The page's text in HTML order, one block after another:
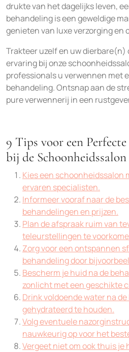
drukte van het dagelijks leven,
behandeling is een geweldige
genieten van luxe verzorging en
Trakteer uzelf en uw dierbare(n)
ervaring bij onze
professionals u verwennen met
behandeling. Ontsnap aan de
pure verwennerij in een
9 Tips voor een
bij de Schoonheidssalon
Kies een schoonheidssalon
ervaren specialisten.
Informeer vooraf naar de
behandelingen en prijzen.
Plan de afspraak ruim van
teleurstellingen te
Zorg voor een ontspannen
behandeling door
Bescherm je huid na de
zonlicht met een geschikte
Drink voldoende water na
gehydrateerd te houden.
Volg eventuele
nauwkeurig op voor het
Vergeet niet om ook thuis je